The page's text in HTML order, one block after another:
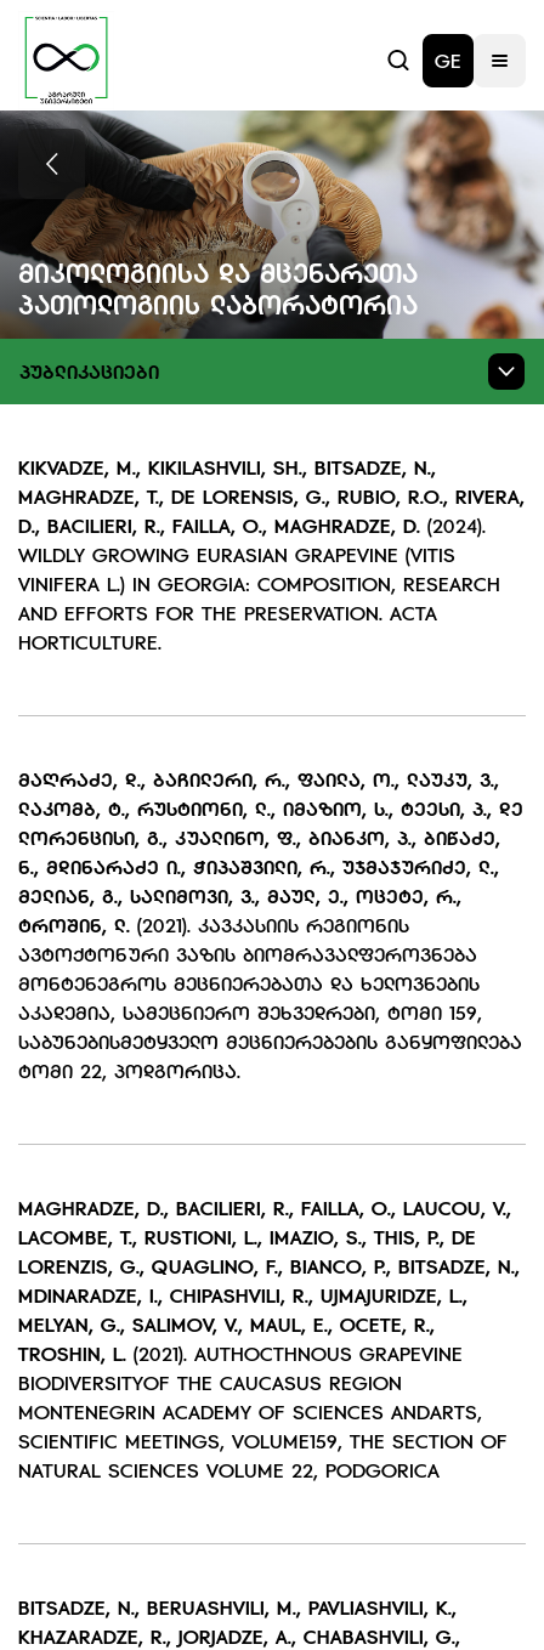
GE
Მიკოლოგიისა Და Მცენარეთა
Პათოლოგიის Ლაბორატორია
ᲞᲣᲑᲚᲘᲙᲐᲪᲘᲔᲑᲘ
KIKVADZE, M., KIKILASHVILI, SH., BITSADZE, N.,
MAGHRADZE, T., DE LORENSIS, G., RUBIO, R.O., RIVERA,
D., BACILIERI, R., FAILLA, O., MAGHRADZE, D. (2024).
WILDLY GROWING EURASIAN GRAPEVINE (VITIS
VINIFERA L.) IN GEORGIA: COMPOSITION, RESEARCH
AND EFFORTS FOR THE PRESERVATION. ACTA
HORTICULTURE.
ᲛᲐᲦᲠᲐᲫᲔ, Დ., ᲑᲐᲩᲘᲚᲔᲠᲘ, Რ., ᲤᲐᲘᲚᲐ, Ო., ᲚᲐᲣᲙᲣ, Ვ.,
ᲚᲐᲙᲝᲛᲑ, Ტ., ᲠᲣᲡᲢᲘᲝᲜᲘ, Ლ., ᲘᲛᲐᲖᲘᲝ, Ს., ᲢᲔᲔᲡᲘ, Პ., ᲓᲔ
ᲚᲝᲠᲔᲜᲪᲘᲡᲘ, Გ., ᲙᲣᲐᲚᲘᲜᲝ, Ფ., ᲑᲘᲐᲜᲙᲝ, Პ., ᲑᲘᲬᲐᲫᲔ,
Ნ., ᲛᲓᲘᲜᲐᲠᲐᲫᲔ Ი., ᲭᲘᲞᲐᲨᲕᲘᲚᲘ, Რ., ᲣᲯᲛᲐᲯᲣᲠᲘᲫᲔ, Ლ.,
ᲛᲔᲚᲘᲐᲜ, Გ., ᲡᲐᲚᲘᲛᲝᲕᲘ, Ვ., ᲛᲐᲣᲚ, Ე., ᲝᲪᲔᲢᲔ, Რ.,
ᲢᲠᲝᲨᲘᲜ, Ლ. (2021). ᲙᲐᲕᲙᲐᲡᲘᲘᲡ ᲠᲔᲒᲘᲝᲜᲘᲡ
ᲐᲕᲢᲝᲥᲢᲝᲜᲣᲠᲘ ᲕᲐᲖᲘᲡ ᲑᲘᲝᲛᲠᲐᲕᲐᲚᲤᲔᲠᲝᲕᲜᲔᲑᲐ
ᲛᲝᲜᲢᲔᲜᲔᲒᲠᲝᲡ ᲛᲔᲪᲜᲘᲔᲠᲔᲑᲐᲗᲐ ᲓᲐ ᲮᲔᲚᲝᲕᲜᲔᲑᲘᲡ
ᲐᲙᲐᲓᲔᲛᲘᲐ, ᲡᲐᲛᲔᲪᲜᲘᲔᲠᲝ ᲨᲔᲮᲕᲔᲓᲠᲔᲑᲘ, ᲢᲝᲛᲘ 159,
ᲡᲐᲑᲣᲜᲔᲑᲘᲡᲛᲔᲢᲧᲕᲔᲚᲝ ᲛᲔᲪᲜᲘᲔᲠᲔᲑᲔᲑᲘᲡ ᲒᲐᲜᲧᲝᲤᲘᲚᲔᲑᲐ
ᲢᲝᲛᲘ 22, ᲞᲝᲓᲒᲝᲠᲘᲪᲐ.
MAGHRADZE, D., BACILIERI, R., FAILLA, O., LAUCOU, V.,
LACOMBE, T., RUSTIONI, L., IMAZIO, S., THIS, P., DE
LORENZIS, G., QUAGLINO, F., BIANCO, P., BITSADZE, N.,
MDINARADZE, I., CHIPASHVILI, R., UJMAJURIDZE, L.,
MELYAN, G., SALIMOV, V., MAUL, E., OCETE, R.,
TROSHIN, L. (2021). AUTHOCTHNOUS GRAPEVINE
BIODIVERSITYOF THE CAUCASUS REGION
MONTENEGRIN ACADEMY OF SCIENCES ANDARTS,
SCIENTIFIC MEETINGS, VOLUME159, THE SECTION OF
NATURAL SCIENCES VOLUME 22, PODGORICA
BITSADZE, N., BERUASHVILI, M., PAVLIASHVILI, K.,
KHAZARADZE, R., JORJADZE, A., CHABASHVILI, G.,